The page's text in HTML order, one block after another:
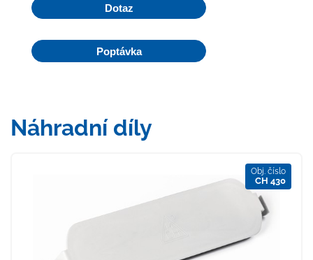
Dotaz
Poptávka
Náhradní díly
Obj. číslo
CH 430